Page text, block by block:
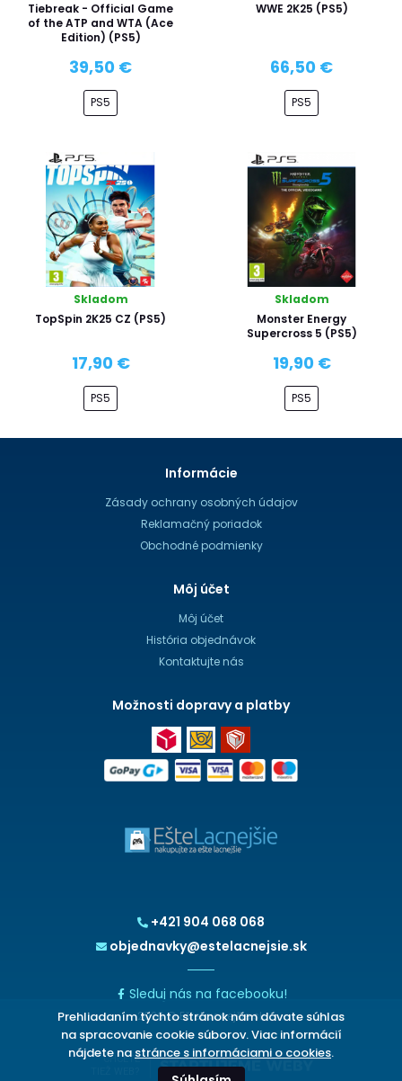
Tiebreak - Official Game
of the ATP and WTA (Ace
Edition) (PS5)
39,50 €
PS5
WWE 2K25 (PS5)
66,50 €
PS5
Skladom
TopSpin 2K25 CZ (PS5)
17,90 €
PS5
Skladom
Monster Energy
Supercross 5 (PS5)
19,90 €
PS5
+421 904 068 068
objednavky@estelacnejsie.sk
Sleduj nás na facebooku!
2026 © EšteLacnejšie.sk
Informácie
Zásady ochrany osobných údajov
Reklamačný poriadok
Obchodné podmienky
Môj účet
Môj účet
História objednávok
Kontaktujte nás
Možnosti dopravy a platby
CHCETE
Prehliadaním týchto stránok nám dávate súhlas
na spracovanie cookie súborov. Viac informácií
nájdete na stránce s informáciami o cookies.